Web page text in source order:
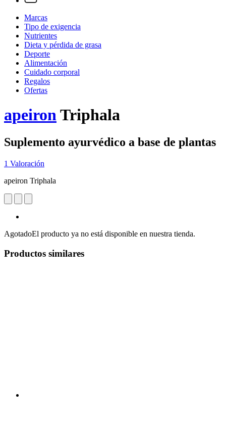
Marcas
Tipo de exigencia
Nutrientes
Dieta y pérdida de grasa
Deporte
Alimentación
Cuidado corporal
Regalos
Ofertas
apeironTriphala
Suplemento ayurvédico a base de plantas
1 Valoración
apeiron Triphala
AgotadoEl producto ya no está disponible en nuestra tienda.
Productos similares